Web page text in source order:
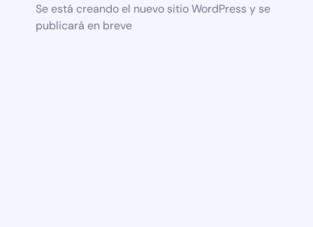
Se está creando el nuevo sitio WordPress y se
publicará en breve